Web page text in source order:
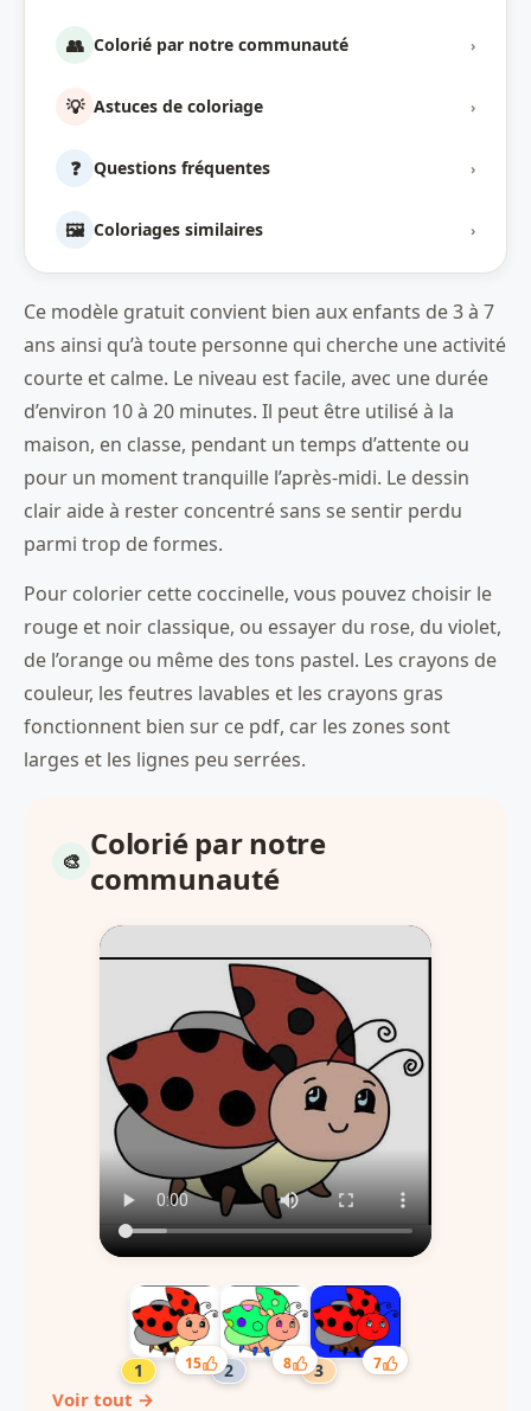
👥 Colorié par notre communauté ›
💡 Astuces de coloriage ›
❓ Questions fréquentes ›
🖼️ Coloriages similaires ›
Ce modèle gratuit convient bien aux enfants de 3 à 7
ans ainsi qu’à toute personne qui cherche une activité
courte et calme. Le niveau est facile, avec une durée
d’environ 10 à 20 minutes. Il peut être utilisé à la
maison, en classe, pendant un temps d’attente ou
pour un moment tranquille l’après-midi. Le dessin
clair aide à rester concentré sans se sentir perdu
parmi trop de formes.
Pour colorier cette coccinelle, vous pouvez choisir le
rouge et noir classique, ou essayer du rose, du violet,
de l’orange ou même des tons pastel. Les crayons de
couleur, les feutres lavables et les crayons gras
fonctionnent bien sur ce pdf, car les zones sont
larges et les lignes peu serrées.
Colorié par notre
communauté
15 8 7
Voir tout →